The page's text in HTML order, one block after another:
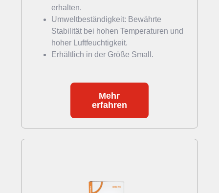
erhalten.
Umweltbeständigkeit: Bewährte
Stabilität bei hohen Temperaturen und
hoher Luftfeuchtigkeit.
Erhältlich in der Größe Small.
Mehr
erfahren